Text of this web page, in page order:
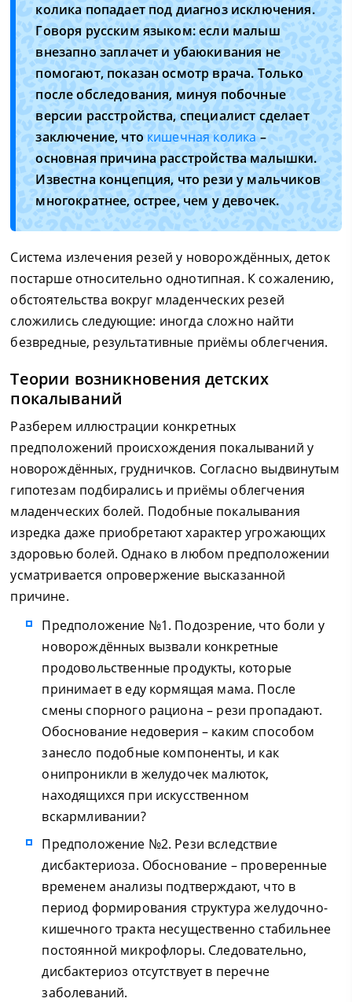
колика попадает под диагноз исключения.
Говоря русским языком: если малыш
внезапно заплачет и убаюкивания не
помогают, показан осмотр врача. Только
после обследования, минуя побочные
версии расстройства, специалист сделает
заключение, что кишечная колика –
основная причина расстройства малышки.
Известна концепция, что рези у мальчиков
многократнее, острее, чем у девочек.
Система излечения резей у новорождённых, деток
постарше относительно однотипная. К сожалению,
обстоятельства вокруг младенческих резей
сложились следующие: иногда сложно найти
безвредные, результативные приёмы облегчения.
Теории возникновения детских
покалываний
Разберем иллюстрации конкретных
предположений происхождения покалываний у
новорождённых, грудничков. Согласно выдвинутым
гипотезам подбирались и приёмы облегчения
младенческих болей. Подобные покалывания
изредка даже приобретают характер угрожающих
здоровью болей. Однако в любом предположении
усматривается опровержение высказанной
причине.
Предположение №1. Подозрение, что боли у
новорождённых вызвали конкретные
продовольственные продукты, которые
принимает в еду кормящая мама. После
смены спорного рациона – рези пропадают.
Обоснование недоверия – каким способом
занесло подобные компоненты, и как
онипроникли в желудочек малюток,
находящихся при искусственном
вскармливании?
Предположение №2. Рези вследствие
дисбактериоза. Обоснование – проверенные
временем анализы подтверждают, что в
период формирования структура желудочно-
кишечного тракта несущественно стабильнее
постоянной микрофлоры. Следовательно,
дисбактериоз отсутствует в перечне
заболеваний.